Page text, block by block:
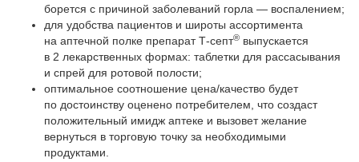
борется с причиной заболеваний горла — воспалением;
для удобства пациентов и широты ассортимента
на аптечной полке препарат Т-септ® выпускается
в 2 лекарственных формах: таблетки для рассасывания
и спрей для ротовой полости;
оптимальное соотношение цена/качество будет
по достоинству оценено потребителем, что создаст
положительный имидж аптеке и вызовет желание
вернуться в торговую точку за необходимыми
продуктами.